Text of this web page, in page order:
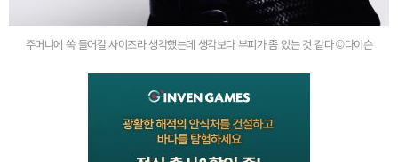
주머니에 쏙 들어갈 사이즈라 생각했는데 생각보다 부피가 좀 있는 것 같다 ©다이슨